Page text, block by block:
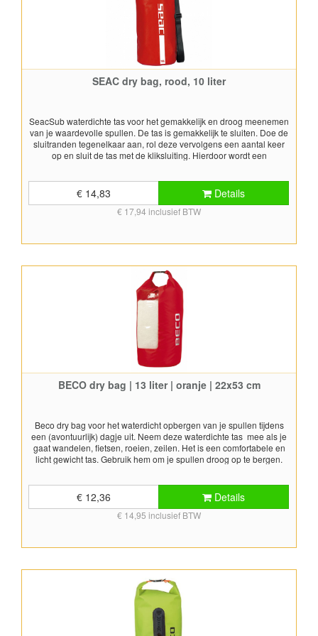
SEAC dry bag, rood, 10 liter
SeacSub waterdichte tas voor het gemakkelijk en droog meenemen
van je waardevolle spullen. De tas is gemakkelijk te sluiten. Doe de
sluitranden tegenelkaar aan, rol deze vervolgens een aantal keer
op en sluit de tas met de kliksluiting. Hierdoor wordt een
€ 14,83 Details
€ 17,94 inclusief BTW
BECO dry bag | 13 liter | oranje | 22x53 cm
Beco dry bag voor het waterdicht opbergen van je spullen tijdens
een (avontuurlijk) dagje uit. Neem deze waterdichte tas mee als je
gaat wandelen, fietsen, roeien, zeilen. Het is een comfortabele en
licht gewicht tas. Gebruik hem om je spullen droog op te bergen.
en om te rollen, wordt de tas gesloten. Inhoud: 13 Liter Afmetingen:
Diameter 22 cm Hoogte 53 cm Kleur: oranje
€ 12,36 Details
€ 14,95 inclusief BTW